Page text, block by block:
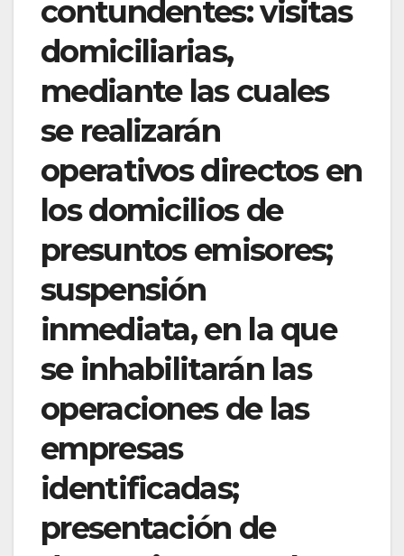
contundentes: visitas
domiciliarias,
mediante las cuales
se realizarán
operativos directos en
los domicilios de
presuntos emisores;
suspensión
inmediata, en la que
se inhabilitarán las
operaciones de las
empresas
identificadas;
presentación de